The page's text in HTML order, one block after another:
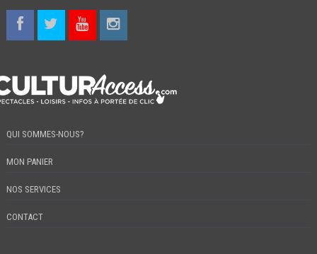
QUI SOMMES-NOUS?
MON PANIER
NOS SERVICES
CONTACT